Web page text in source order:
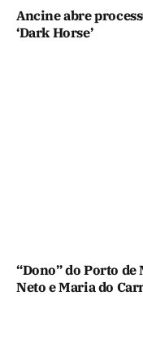
Ancine abre
‘Dark Horse’
“Dono” do Porto de
Neto e Maria do